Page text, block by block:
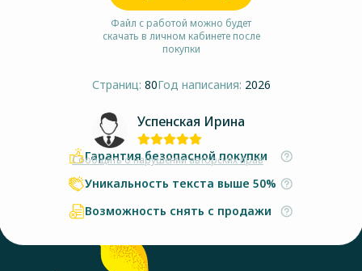
Файл с работой можно будет
скачать в личном кабинете после
покупки
Страниц: 80Год написания: 2026
Успенская Ирина
Сообщить о нарушении авторских прав
Гарантия безопасной покупки
Уникальность текста выше 50%
Возможность снять с продажи